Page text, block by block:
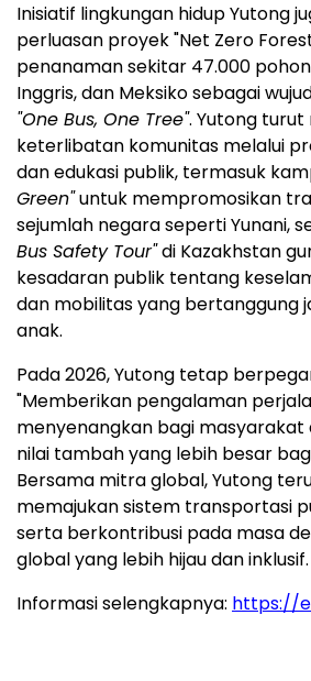
Inisiatif lingkungan hidup Yutong
perluasan proyek "Net Zero
penanaman sekitar 47.000
Inggris, dan Meksiko sebagai
"One Bus, One Tree". Yutong
keterlibatan komunitas melalui
dan edukasi publik, termasuk
Green"untuk mempromosikan
sejumlah negara seperti Yunani,
Bus Safety Tour"di Kazakhstan
kesadaran publik tentang
dan mobilitas yang bertanggung
anak.
Pada 2026, Yutong tetap
"Memberikan pengalaman
menyenangkan bagi
nilai tambah yang lebih besar
Bersama mitra global, Yutong
memajukan sistem transportasi
serta berkontribusi pada masa
global yang lebih hijau dan inklusif.
Informasi selengkapnya: https://